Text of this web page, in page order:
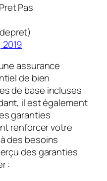
Pas
assurance
de bien
de base incluses
il est également
garanties
renforcer votre
des besoins
des garanties
: